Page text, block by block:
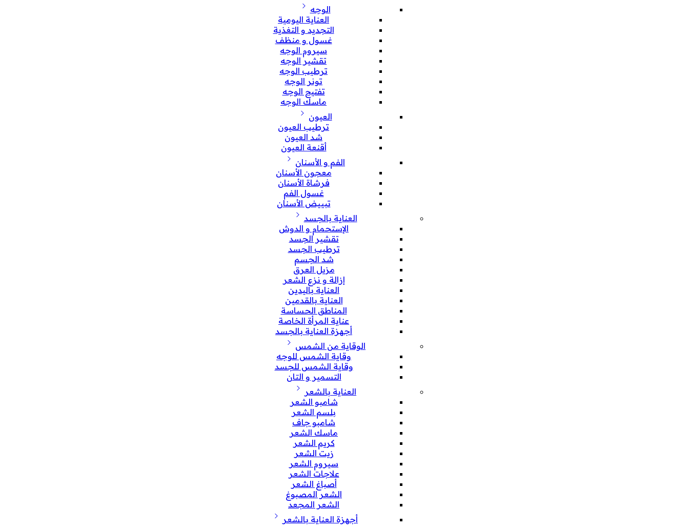
الوجه
العناية اليومية
التجديد و التغذية
غسول و منظف
سيروم الوجه
تقشير الوجه
ترطيب الوجه
تونر الوجه
تفتيح الوجه
ماسك الوجه
العيون
ترطيب العيون
شد العيون
أقنعة العيون
الفم و الأسنان
معجون الأسنان
فرشاة الأسنان
غسول الفم
تبييض الأسنان
العناية بالجسد
الإستحمام و الدوش
تقشير الجسد
ترطيب الجسد
شد الجسم
مزيل العرق
إزالة و نزع الشعر
العناية باليدين
العناية بالقدمين
المناطق الحساسة
عناية المرأة الخاصة
أجهزة العناية بالجسد
الوقاية من الشمس
وقاية الشمس للوجه
وقاية الشمس للجسد
التسمير و التان
العناية بالشعر
شامبو الشعر
بلسم الشعر
شامبو جاف
ماسك الشعر
كريم الشعر
زيت الشعر
سيروم الشعر
علاجات الشعر
أصباغ الشعر
الشعر المصبوغ
الشعر المجعد
أجهزة العناية بالشعر